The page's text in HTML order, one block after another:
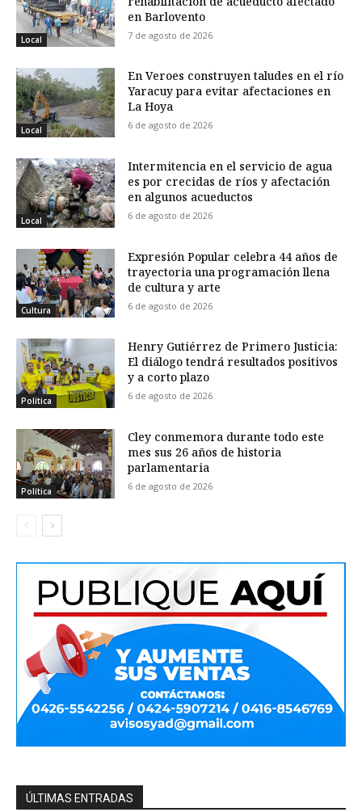
Local
en Barlovento
7 de agosto de 2026
Local
En Veroes construyen taludes en el río
Yaracuy para evitar afectaciones en
La Hoya
6 de agosto de 2026
Local
Intermitencia en el servicio de agua
es por crecidas de ríos y afectación
en algunos acueductos
6 de agosto de 2026
Cultura
Expresión Popular celebra 44 años de
trayectoria una programación llena
de cultura y arte
6 de agosto de 2026
Política
Henry Gutiérrez de Primero Justicia:
El diálogo tendrá resultados positivos
y a corto plazo
6 de agosto de 2026
Política
Cley conmemora durante todo este
mes sus 26 años de historia
parlamentaria
6 de agosto de 2026
ÚLTIMAS ENTRADAS